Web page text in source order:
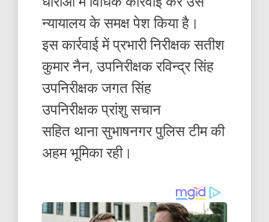
न्यायालय के समक्ष पेश किया है।
इस कार्रवाई में प्रभारी निरीक्षक सतीश
कुमार नैन, उपनिरीक्षक रविन्द्र सिंह
उपनिरीक्षक जगत सिंह
उपनिरीक्षक प्रांशु सचान
सहित थाना सुभाषनगर पुलिस टीम की
अहम भूमिका रही।